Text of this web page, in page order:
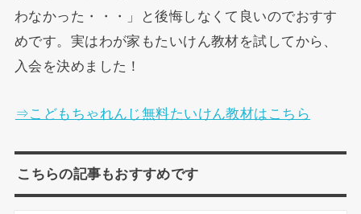
わなかった・・・」と後悔しなくて良いのでおすす
めです。実はわが家もたいけん教材を試してから、
入会を決めました！
⇒こどもちゃれんじ無料たいけん教材はこちら
こちらの記事もおすすめです